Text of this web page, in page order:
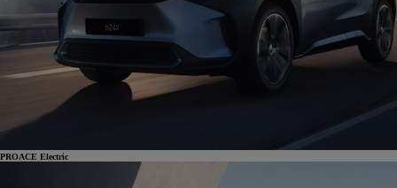
PROACE Electric